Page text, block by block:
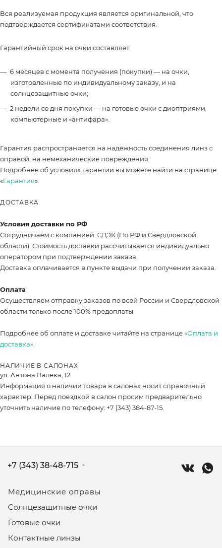
Вся реализуемая продукция является оригинальной, что
подтверждается сертификатами соответствия.
Гарантийный срок на очки составляет:
6 месяцев с момента получения (покупки) — на очки,
изготовленные по индивидуальному заказу, и на
солнцезащитные очки;
2 недели со дня покупки — на готовые очки с диоптриями,
компьютерные и «антифара».
Гарантия распространяется на надёжность соединения линз с
оправой, на немеханические повреждения.
Подробнее об условиях гарантии вы можете найти на странице
«Гарантия».
ДОСТАВКА
Условия доставки по РФ
Сотрудничаем с компанией: СДЭК (По РФ и Свердловской
области). Стоимость доставки рассчитывается индивидуально
оператором при подтверждении заказа.
Доставка оплачивается в пункте выдачи при получении заказа.
Оплата
Осуществляем отправку заказов по всей России и Свердловской
области только после 100% предоплаты.
Подробнее об оплате и доставке читайте на странице«Оплата и
доставка».
НАЛИЧИЕ В САЛОНАХ
ул. Антона Валека, 12
Информация о наличии товара в салонах носит справочный
характер. Перед поездкой в салон просим предварительно
уточнить наличие по телефону: +7 (343) 384-87-15.
Медицинские оправы
Солнцезащитные очки
Готовые очки
Контактные линзы
+7 (343) 38-48-715